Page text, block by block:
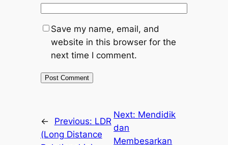
Save my name, email, and
website in this browser for the
next time I comment.
← Previous: LDR
(Long Distance
Next: Mendidik
dan
Membesarkan